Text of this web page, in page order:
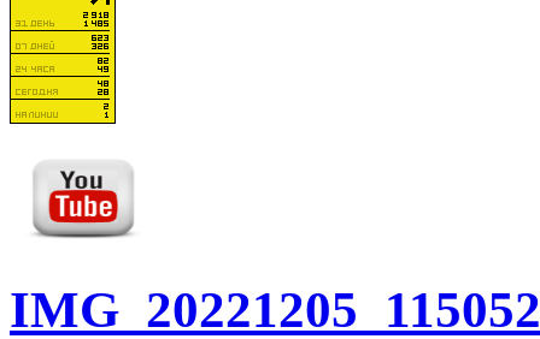
IMG_20221205_115052